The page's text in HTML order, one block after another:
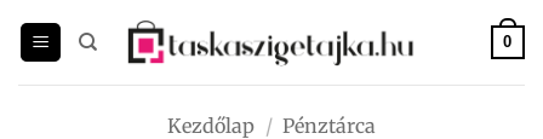
0
Kezdőlap / Pénztárca